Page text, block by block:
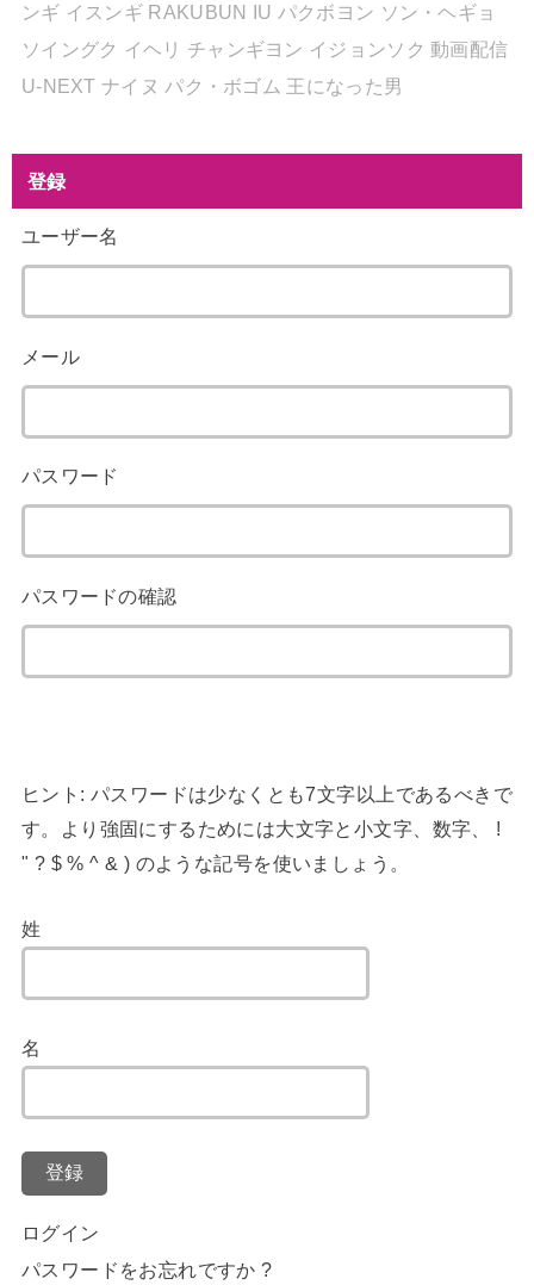
ンギ イスンギ RAKUBUN IU パクボヨン ソン・ヘギョ
ソイングク イヘリ チャンギヨン イジョンソク 動画配信
U-NEXT ナイヌ パク・ボゴム 王になった男
登録
ユーザー名
メール
パスワード
パスワードの確認
ヒント: パスワードは少なくとも7文字以上であるべきで
す。より強固にするためには大文字と小文字、数字、 !
" ? $ % ^ & ) のような記号を使いましょう。
姓
名
登録
ログイン
パスワードをお忘れですか ?